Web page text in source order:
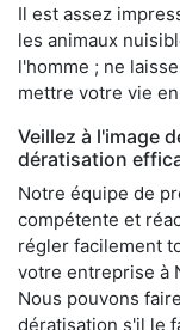
Il est assez
les animaux
l'homme ; ne
mettre votre vie
Veillez à l'image
dératisation
Notre équipe de
compétente et
régler facilement
votre entreprise à
Nous pouvons
dératisation s'il le